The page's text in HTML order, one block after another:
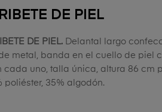
DE PIEL
DE PIEL. Delantal largo
metal, banda en el cuello de piel
cada uno, talla única, altura 86 cm
poliéster, 35% algodón.